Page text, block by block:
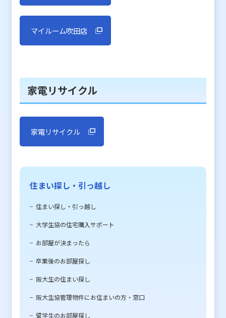
マイルーム吹田店
家電リサイクル
家電リサイクル
住まい探し・引っ越し
住まい探し・引っ越し
大学生協の住宅購入サポート
お部屋が決まったら
卒業後のお部屋探し
阪大生の住まい探し
阪大生協管理物件にお住まいの方・窓口
留学生のお部屋探し